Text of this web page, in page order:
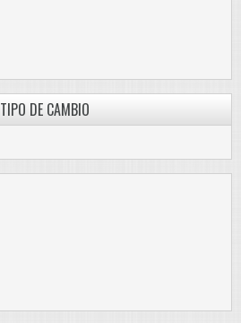
TIPO DE CAMBIO